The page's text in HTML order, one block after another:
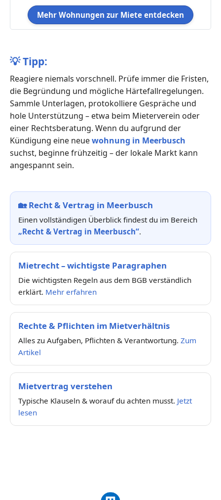
Mehr Wohnungen zur Miete entdecken
💡Tipp:
Reagiere niemals vorschnell. Prüfe immer die Fristen,
die Begründung und mögliche Härtefallregelungen.
Sammle Unterlagen, protokolliere Gespräche und
hole Unterstützung – etwa beim Mieterverein oder
einer Rechtsberatung. Wenn du aufgrund der
Kündigung eine neuewohnung in Meerbusch
suchst, beginne frühzeitig – der lokale Markt kann
angespannt sein.
🏡Recht & Vertrag in Meerbusch
Einen vollständigen Überblick findest du im Bereich
„Recht & Vertrag in Meerbusch“.
Mietrecht – wichtigste Paragraphen
Die wichtigsten Regeln aus dem BGB verständlich
erklärt. Mehr erfahren
Rechte & Pflichten im Mietverhältnis
Alles zu Aufgaben, Pflichten & Verantwortung. Zum
Artikel
Mietvertrag verstehen
Typische Klauseln & worauf du achten musst. Jetzt
lesen